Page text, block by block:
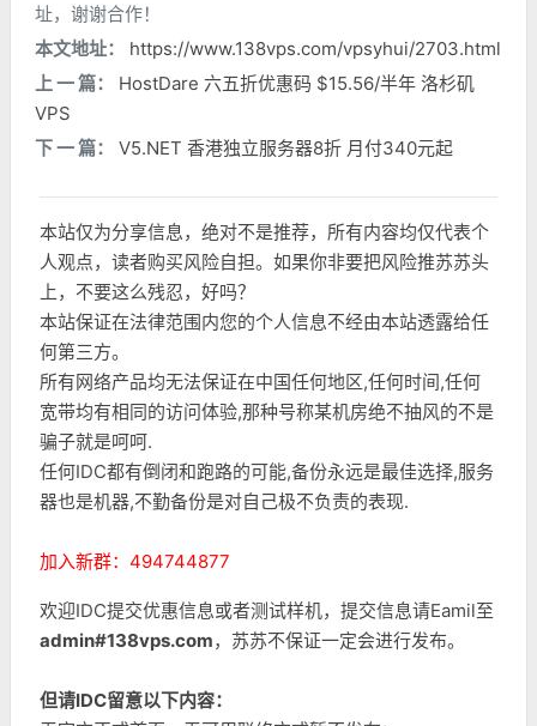
址，谢谢合作！
本文地址：
https://www.138vps.com/vpsyhui/2703.html
上 一 篇：
HostDare 六五折优惠码 $15.56/半年 洛杉矶
VPS
下 一 篇：
V5.NET 香港独立服务器8折 月付340元起
本站仅为分享信息，绝对不是推荐，所有内容均仅代表个
人观点，读者购买风险自担。如果你非要把风险推苏苏头
上，不要这么残忍，好吗？
本站保证在法律范围内您的个人信息不经由本站透露给任
何第三方。
所有网络产品均无法保证在中国任何地区,任何时间,任何
宽带均有相同的访问体验,那种号称某机房绝不抽风的不是
骗子就是呵呵.
任何IDC都有倒闭和跑路的可能,备份永远是最佳选择,服务
器也是机器,不勤备份是对自己极不负责的表现.
加入新群：494744877
欢迎IDC提交优惠信息或者测试样机，提交信息请Eamil至
admin#138vps.com，苏苏不保证一定会进行发布。
但请IDC留意以下内容：